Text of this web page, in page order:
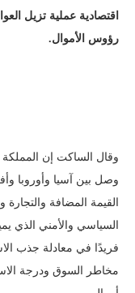
اقتصادية عملية تزيل
رؤوس الأموال.
وقال الساكت إن المملكة
وصل بين آسيا وأوروبا
القيمة المضافة والتجارة
السياسي والأمني الذي
فريدًا في معادلة جذب
مخاطر السوق ودرجة